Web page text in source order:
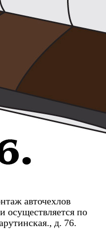
авточехлов
осуществляется по
д. 76.